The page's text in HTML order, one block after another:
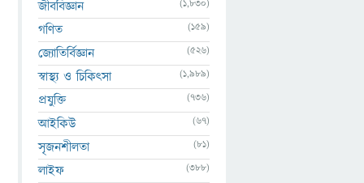
জীববিজ্ঞান (1,830)
গণিত (159)
জ্যোতির্বিজ্ঞান (526)
স্বাস্থ্য ও চিকিৎসা (1,989)
প্রযুক্তি (736)
আইকিউ (67)
সৃজনশীলতা (81)
লাইফ (388)